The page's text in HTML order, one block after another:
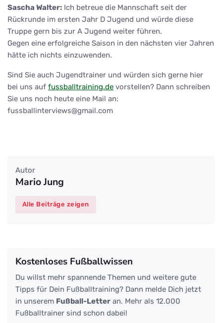
Sascha Walter: Ich betreue die Mannschaft seit der
Rückrunde im ersten Jahr D Jugend und würde diese
Truppe gern bis zur A Jugend weiter führen.
Gegen eine erfolgreiche Saison in den nächsten vier Jahren
hätte ich nichts einzuwenden.
Sind Sie auch Jugendtrainer und würden sich gerne hier
bei uns auf fussballtraining.de vorstellen? Dann schreiben
Sie uns noch heute eine Mail an:
fussballinterviews@gmail.com
Autor
Mario Jung
Alle Beiträge zeigen
Kostenloses Fußballwissen
Du willst mehr spannende Themen und weitere gute
Tipps für Dein Fußballtraining? Dann melde Dich jetzt
in unserem Fußball-Letter an. Mehr als 12.000
Fußballtrainer sind schon dabei!